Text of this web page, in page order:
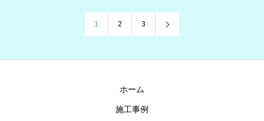
1 2 3
ホーム
施工事例